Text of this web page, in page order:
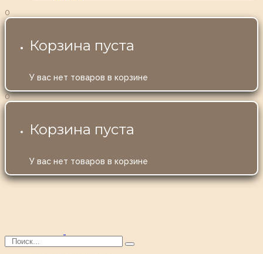
0
Корзина пуста
У вас нет товаров в корзине
0
Корзина пуста
У вас нет товаров в корзине